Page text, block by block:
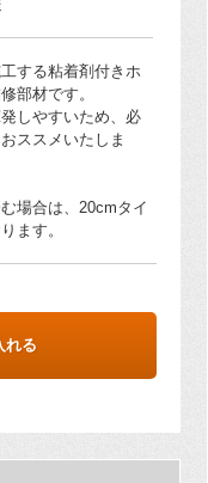
する粘着剤付きホ
部材です。
しやすいため、必
ススメいたしま
場合は、20cmタイ
ます。
れる